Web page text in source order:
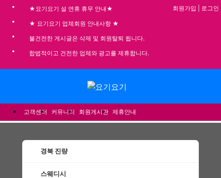
★요기요기 설 연휴 휴무 안내★
★ 요기요기 업체회원 안내사항 ★
불건전한 게시글은 삭제 및 회원탈퇴 됩니다.
합법적이고 건전한 업체와 광고를 제휴합니다.
회원가입 로그인
고객센터 커뮤니티 회원게시판 제휴안내
경북 진량
스웨디시